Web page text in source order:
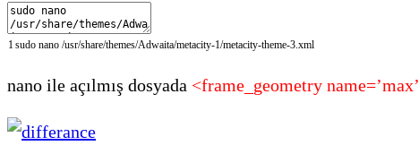
1sudo nano /usr/share/themes/Adwaita/metacity-1/metacity-theme-3.xml
nano ile açılmış dosyada <frame_geometry name=’max’